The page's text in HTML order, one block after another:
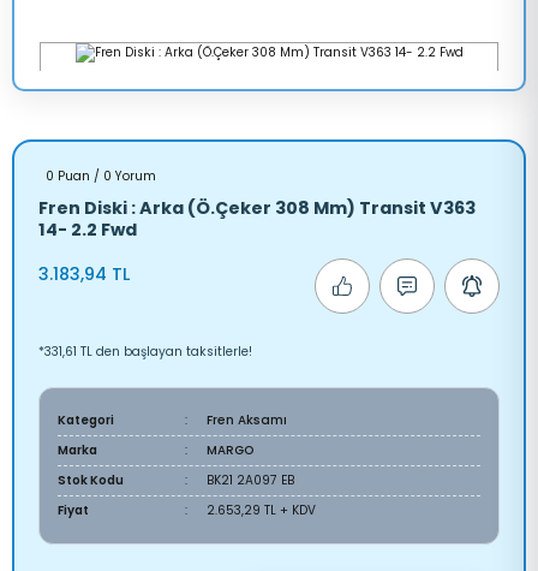
0 Puan / 0 Yorum
Fren Diski : Arka (Ö.Çeker 308 Mm) Transit V363
14- 2.2 Fwd
3.183,94 TL
*331,61 TL den başlayan taksitlerle!
Kategori
Fren Aksamı
Marka
MARGO
Stok Kodu
BK21 2A097 EB
Fiyat
2.653,29 TL + KDV